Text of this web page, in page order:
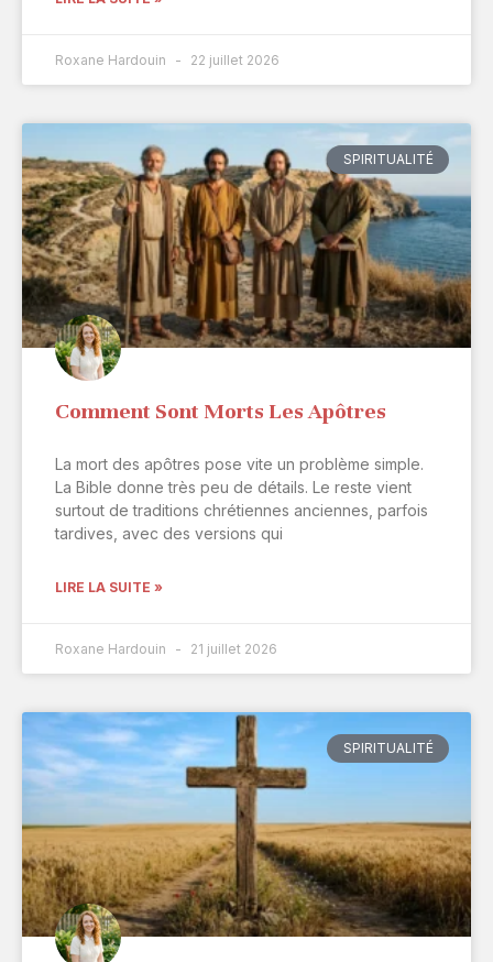
Roxane Hardouin 22 juillet 2026
SPIRITUALITÉ
Comment Sont Morts Les Apôtres
La mort des apôtres pose vite un problème simple.
La Bible donne très peu de détails. Le reste vient
surtout de traditions chrétiennes anciennes, parfois
tardives, avec des versions qui
LIRE LA SUITE »
Roxane Hardouin 21 juillet 2026
SPIRITUALITÉ